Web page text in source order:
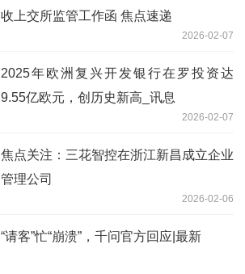
收上交所监管工作函 焦点速递
2026-02-07
2025年欧洲复兴开发银行在罗投资达
9.55亿欧元，创历史新高_讯息
2026-02-07
焦点关注：三花智控在浙江新昌成立企业
管理公司
2026-02-06
“请客”忙“崩溃”，千问官方回应|最新